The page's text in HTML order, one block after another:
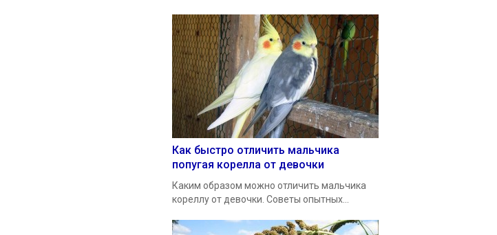
Как быстро отличить мальчика
попугая корелла от девочки
Каким образом можно отличить мальчика
кореллу от девочки. Советы опытных...